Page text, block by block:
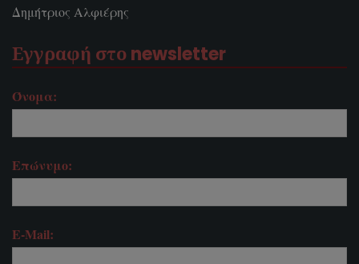
Δημήτριος Αλφιέρης
Εγγραφή στο newsletter
Όνομα:
Επώνυμο:
E-Mail: